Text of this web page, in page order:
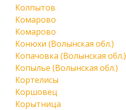
Колпытов
Комарово
Комарово
Конюхи (Волынская обл.)
Копачовка (Волынская обл.)
Копылье (Волынская обл.)
Кортелисы
Коршовец
Корытница